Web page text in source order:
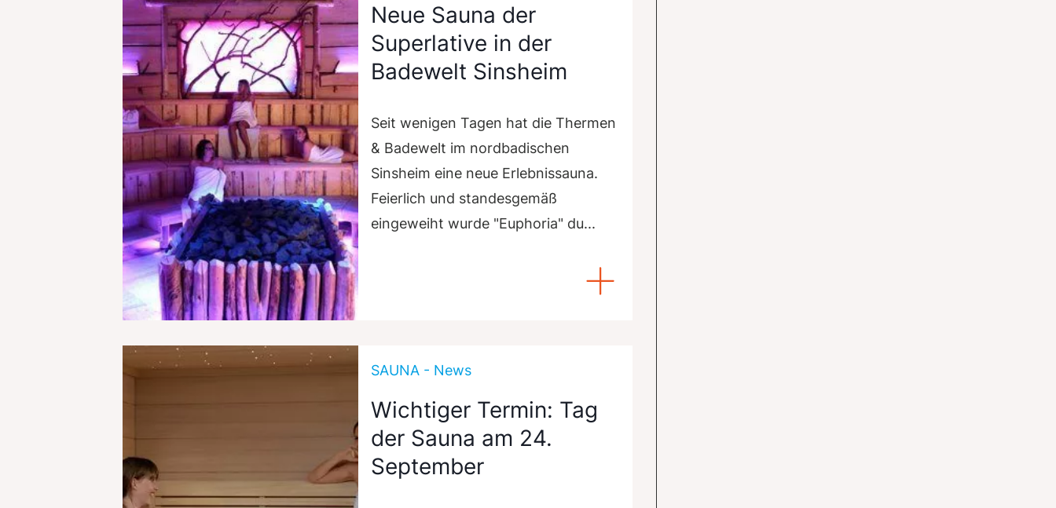
Neue Sauna der
Superlative in der
Badewelt Sinsheim
Seit wenigen Tagen hat die Thermen
& Badewelt im nordbadischen
Sinsheim eine neue Erlebnissauna.
Feierlich und standesgemäß
eingeweiht wurde "Euphoria" du...
SAUNA - News
Wichtiger Termin: Tag
der Sauna am 24.
September